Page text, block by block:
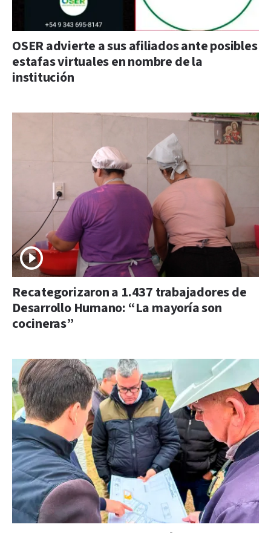
OSER advierte a sus afiliados ante posibles
estafas virtuales en nombre de la
institución
Recategorizaron a 1.437 trabajadores de
Desarrollo Humano: “La mayoría son
cocineras”